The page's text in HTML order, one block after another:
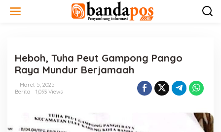
Heboh, Tuha Peut Gampong Pango
Raya Mundur Berjamaah
Maret 5, 2025
Berita
1,093 Views